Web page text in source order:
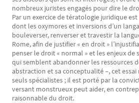
nombreux juristes engagés pour dire le
Par un exercice de tératologie juridique
dont les oxymores et inversions d’un
bouleverser, renverser et travestir la
Rome, afin de justifier « en droit »
penser le droit « normal » et les enjeux
qui semblent abandonner les ressources
abstraction et sa conceptualité –, cet essai
seuls spécialistes ; il est porté par la
versant monstrueux peut aider, en
raisonnable du droit.